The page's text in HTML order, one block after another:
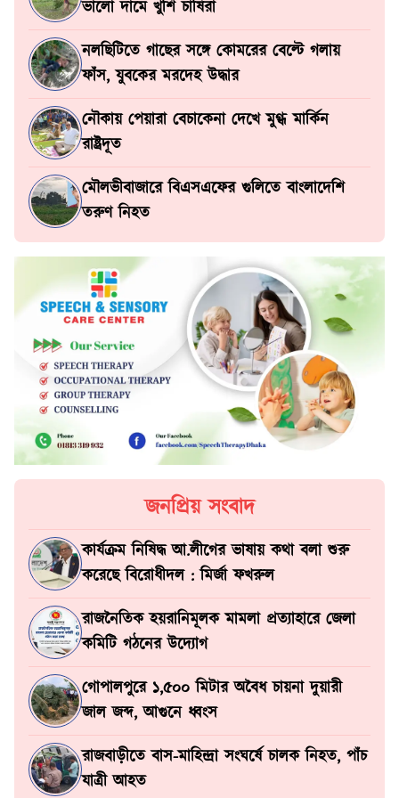
ভালো দামে খুশি চাষিরা
নলছিটিতে গাছের সঙ্গে কোমরের বেল্টে গলায়
ফাঁস, যুবকের মরদেহ উদ্ধার
নৌকায় পেয়ারা বেচাকেনা দেখে মুগ্ধ মার্কিন
রাষ্ট্রদূত
মৌলভীবাজারে বিএসএফের গুলিতে বাংলাদেশি
তরুণ নিহত
জনপ্রিয় সংবাদ
কার্যক্রম নিষিদ্ধ আ.লীগের ভাষায় কথা বলা শুরু
করেছে বিরোধীদল : মির্জা ফখরুল
রাজনৈতিক হয়রানিমূলক মামলা প্রত্যাহারে জেলা
কমিটি গঠনের উদ্যোগ
গোপালপুরে ১,৫০০ মিটার অবৈধ চায়না দুয়ারী
জাল জব্দ, আগুনে ধ্বংস
রাজবাড়ীতে বাস-মাহিন্দ্রা সংঘর্ষে চালক নিহত, পাঁচ
যাত্রী আহত